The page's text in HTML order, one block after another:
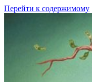
Перейти к содержимому